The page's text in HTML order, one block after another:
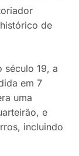
de
século 19, a
em 7
uma
e
incluindo